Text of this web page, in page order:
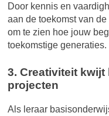
Door kennis en
aan de toekomst van
om te zien hoe jouw
toekomstige generaties.
3. Creativiteit
projecten
Als leraar